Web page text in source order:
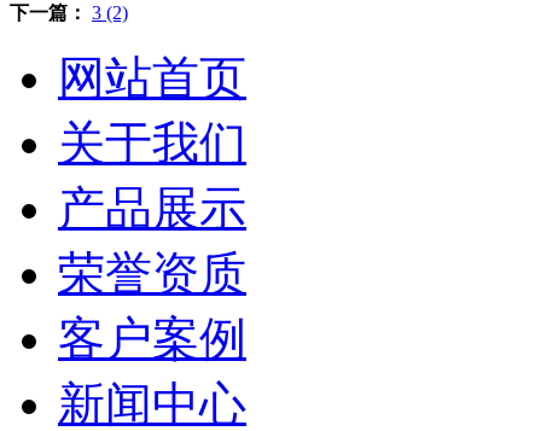
下一篇： 3 (2)
网站首页
关于我们
产品展示
荣誉资质
客户案例
新闻中心